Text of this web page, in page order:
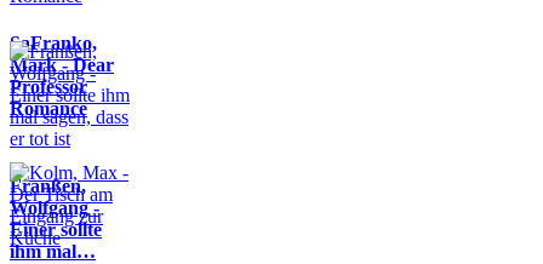
SaFranko,
Mark - Dear
Professor
Romance
Franßen,
Wolfgang -
Einer sollte
ihm mal…